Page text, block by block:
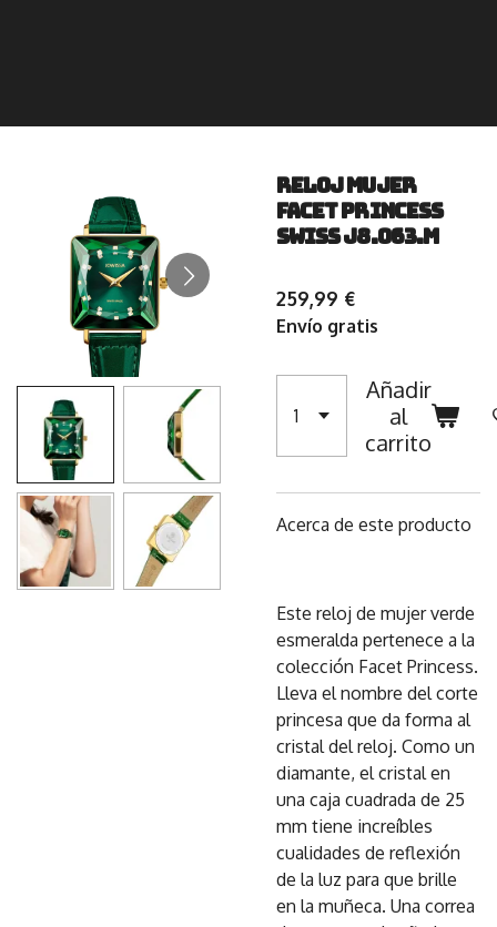
Reloj Mujer
Facet Princess
Swiss J8.063.M
259,99 €
Envío gratis
Añadir
al
carrito
Acerca de este producto
Este reloj de mujer verde
esmeralda pertenece a la
colección Facet Princess.
Lleva el nombre del corte
princesa que da forma al
cristal del reloj. Como un
diamante, el cristal en
una caja cuadrada de 25
mm tiene increíbles
cualidades de reflexión
de la luz para que brille
en la muñeca. Una correa